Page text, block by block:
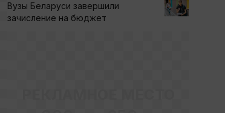
Вузы Беларуси завершили
зачисление на бюджет